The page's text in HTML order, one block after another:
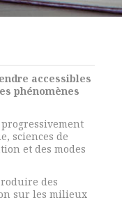
accessibles
phénomènes
sciences de
et des modes
des
sur les milieux